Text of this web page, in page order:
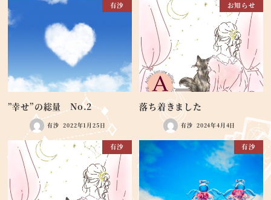
有沙
”幸せ”の総量 No.2
有沙 2022年1月25日
お知らせ
落ち着きました
有沙 2024年4月4日
有沙 有沙